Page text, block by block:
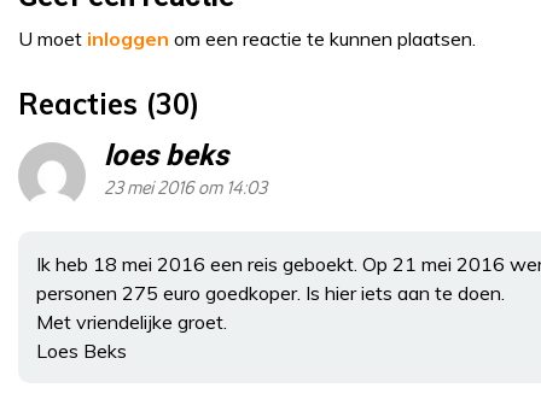
U moet inloggen om een reactie te kunnen plaatsen.
Reacties (30)
loes beks
23 mei 2016 om 14:03
Ik heb 18 mei 2016 een reis geboekt. Op 21 mei 2016
personen 275 euro goedkoper. Is hier iets aan te doen.
Met vriendelijke groet.
Loes Beks